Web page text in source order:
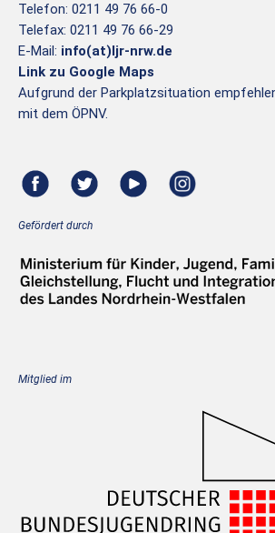
Telefon: 0211 49 76 66-0
Telefax: 0211 49 76 66-29
E-Mail: info(at)ljr-nrw.de
Link zu Google Maps
Aufgrund der Parkplatzsituation
mit dem ÖPNV.
Gefördert durch
Mitglied im